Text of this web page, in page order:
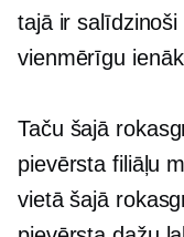
tajā ir
vienmērīgu
Taču šajā
pievērsta filiāļu
vietā šajā